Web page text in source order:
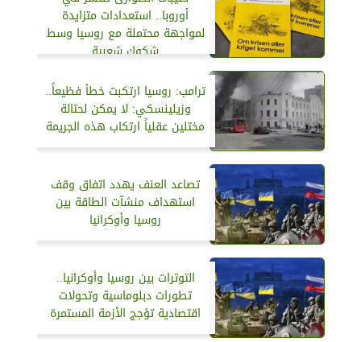
أوروبا.. استعدادات متزايدة
لمواجهة محتملة مع روسيا وسط
شكوك شعبية
ترامب: روسيا ارتكبت خطأ فظيعاً..
وزيلينسكي: لا يمكن لحثالة
مختلين عقلياً ارتكاب هذه الجريمة
تصاعد العنف يهدد اتفاق وقف
استهداف منشآت الطاقة بين
روسيا وأوكرانيا
التوترات بين روسيا وأوكرانيا..
تطورات دبلوماسية وتحولات
اقتصادية تؤجج الأزمة المستمرة